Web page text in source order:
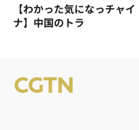
【わかった気になっチャイ
ナ】中国のトラ